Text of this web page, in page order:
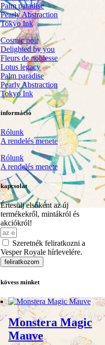
Monstera Magic
Mauve
Palm paradise
Pearly Abstraction
Tokyo Ink
Cosmic noir
Delighted by you
Fleurs de noblesse
Lotus legacy
Palm paradise
Pearly Abstraction
Tokyo Ink
információ
Rólunk
A rendelés menete
Rólunk
A rendelés menete
kapcsolat
Értesülj elsőként az új
termékekről, mintákról és
akciókról!
Szeretnék feliratkozni a
Vesper Royale hírlevelére.
feliratkozom
kövess minket